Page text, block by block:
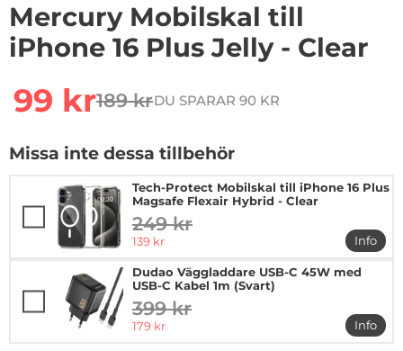
Mercury Mobilskal till
iPhone 16 Plus Jelly - Clear
rea pris
99 krtidigare pris
189 krDU SPARAR 90 KR
Missa inte dessa tillbehör
Tech-Protect Mobilskal till iPhone 16 Plus
Magsafe Flexair Hybrid - Clear
tidigare pris
249 kr
rea pris
139 kr
Info
mer
Dudao Väggladdare USB-C 45W med
USB-C Kabel 1m (Svart)
tidigare pris
399 kr
rea pris
179 kr
Info
mer